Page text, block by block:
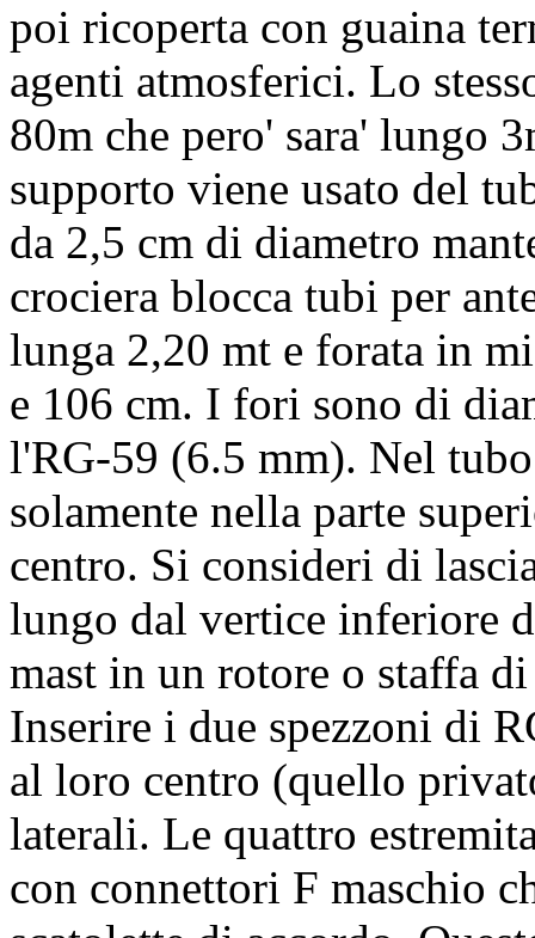
poi ricoperta con guaina
agenti atmosferici. Lo
80m che pero' sara' lungo
supporto viene usato del
da 2,5 cm di diametro
crociera blocca tubi per
lunga 2,20 mt e forata in
e 106 cm. I fori sono di
l'RG-59 (6.5 mm). Nel
solamente nella parte
centro. Si consideri di
lungo dal vertice inferiore
mast in un rotore o staffa
Inserire i due spezzoni di
al loro centro (quello
laterali. Le quattro
con connettori F maschio